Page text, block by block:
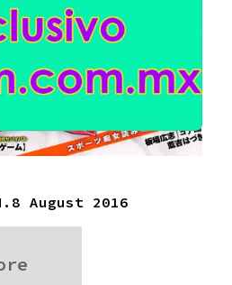
August 2016